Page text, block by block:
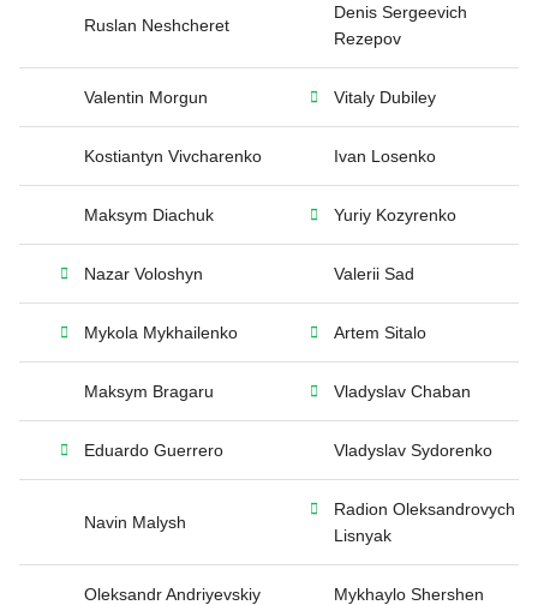
Ruslan Neshcheret
Denis Sergeevich
Rezepov
Valentin Morgun Vitaly Dubiley
Kostiantyn Vivcharenko Ivan Losenko
Maksym Diachuk Yuriy Kozyrenko
Nazar Voloshyn Valerii Sad
Mykola Mykhailenko Artem Sitalo
Maksym Bragaru Vladyslav Chaban
Eduardo Guerrero Vladyslav Sydorenko
Navin Malysh
Radion Oleksandrovych
Lisnyak
Oleksandr Andriyevskiy Mykhaylo Shershen